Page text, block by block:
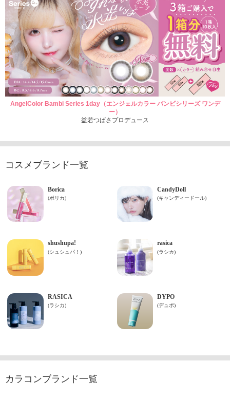
AngelColor Bambi Series 1day（エンジェルカラー バンビシリーズ ワンデ
ー）
益若つばさプロデュース
コスメブランド一覧
カラコンブランド一覧